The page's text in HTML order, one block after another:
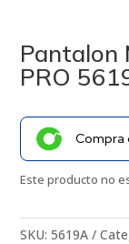
Pantalon
PRO
Compra
Este producto no
SKU:5619A